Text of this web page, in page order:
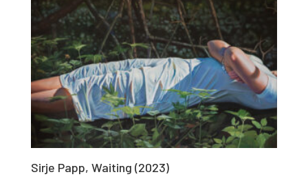
Sirje Papp, Waiting (2023)